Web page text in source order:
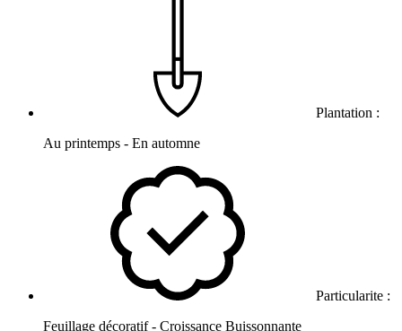
Plantation :
Au printemps - En automne
Particularite :
Feuillage décoratif - Croissance Buissonnante